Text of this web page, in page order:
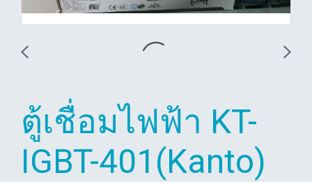
ตู้เชื่อมไฟฟ้า KT-
IGBT-401(Kanto)